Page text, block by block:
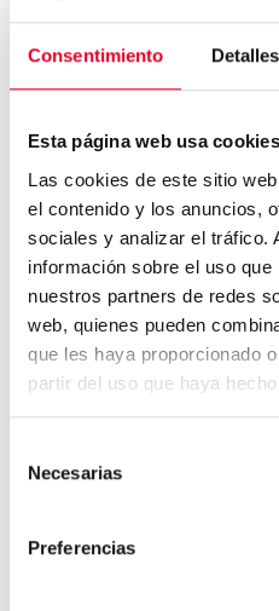
Consentimiento Detalles
Esta página web usa cookies
Las cookies de este sitio
el contenido y los anuncios,
sociales y analizar el tráfico.
información sobre el uso
nuestros partners de redes
web, quienes pueden
que les haya proporcionado
partir del uso que haya
Necesarias
Preferencias
han usado están basados
Ejército de Estados
cafeína en los soldados,
mantenerse alerta.
Aena
5 datos interesantes sobre